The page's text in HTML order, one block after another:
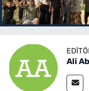
Ali